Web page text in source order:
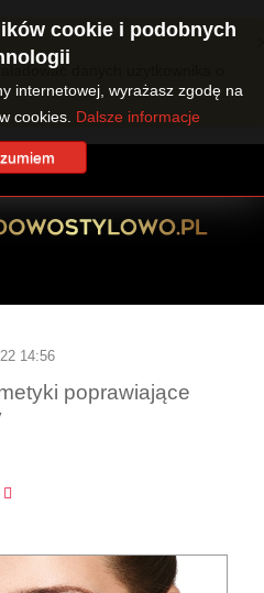
danych użytkownika o
14:56
poprawiające
cookie i podobnych
internetowej, wyrażasz zgodę na
cookies. Dalsze informacje